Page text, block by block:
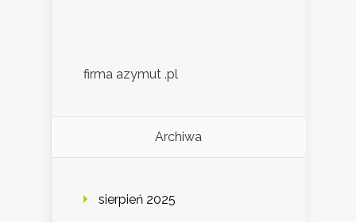
firma azymut .pl
Archiwa
sierpień 2025